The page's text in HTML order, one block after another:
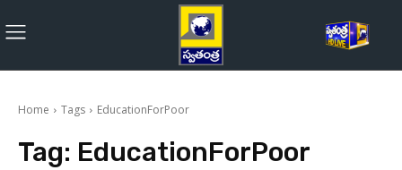
Home Tags EducationForPoor
Tag: EducationForPoor